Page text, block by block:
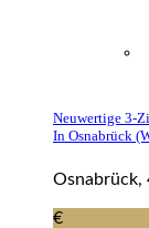
Neuwertige 3-
In Osnabrück
Osnabrück,
€